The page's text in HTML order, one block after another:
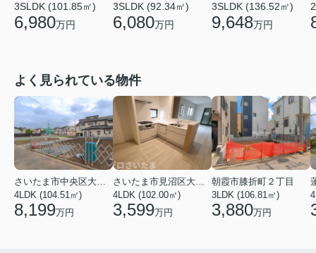
3SLDK (101.85㎡)
6,980万円
3SLDK (92.34㎡)
6,080万円
3SLDK (136.52㎡)
9,648万円
よく見られている物件
さいたま市中央区大戸３丁目
4LDK (104.51㎡)
8,199万円
さいたま市見沼区大字蓮沼
4LDK (102.00㎡)
3,599万円
朝霞市膝折町２丁目
3LDK (106.81㎡)
3,880万円